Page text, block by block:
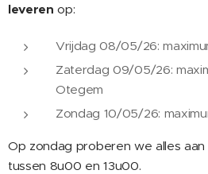
leveren op:
Vrijdag 08/05/26:
Zaterdag 09/05/26:
Otegem
Zondag 10/05/26:
Op zondag proberen we alles
tussen 8u00 en 13u00.